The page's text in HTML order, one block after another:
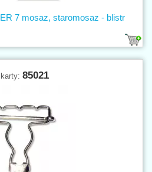
7 mosaz, staromosaz - blistr
85021